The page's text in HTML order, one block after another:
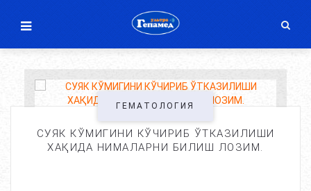
ГЕМАТОЛОГИЯ
СУЯК КЎМИГИНИ КЎЧИРИБ ЎТКАЗИЛИШИ
ХАҚИДА НИМАЛАРНИ БИЛИШ ЛОЗИМ.